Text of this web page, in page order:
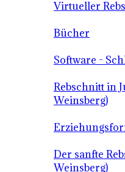
Virtueller
Bücher
Software -
Rebschnitt in
Weinsberg)
Der sanfte
Weinsberg)